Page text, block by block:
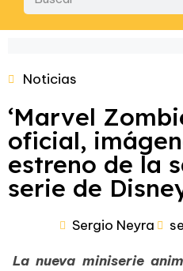
Noticias
‘Marvel
oficial,
estreno de la
serie de
Sergio Neyra
La nueva miniserie